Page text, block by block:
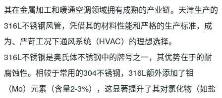
其在金属加工和暖通空调领域拥有成熟的产业链。天津生产的
316L不锈钢风管，凭借其的材料性能和严格的生产标准，成
为、严苛工况下通风系统（HVAC）的理想选择。
316L不锈钢是奥氏体不锈钢中的牌号之一，其优势在于的耐
腐蚀性。相较于常用的304不锈钢，316L额外添加了钼
（Mo）元素（含量2-3%），这显著提升了其对氯化物（如盐